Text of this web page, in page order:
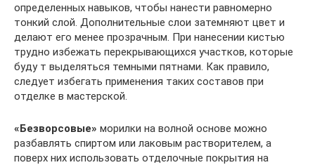
определенных навыков, чтобы нанести равномерно
тонкий слой. Дополнительные слои затемняют цвет и
делают его менее прозрачным. При нанесении кистью
трудно избежать перекрывающихся участков, которые
буду т выделяться темными пятнами. Как правило,
следует избегать применения таких составов при
отделке в мастерской.
«Безворсовые» морилки на волной основе можно
разбавлять спиртом или лаковым растворителем, а
поверх них использовать отделочные покрытия на